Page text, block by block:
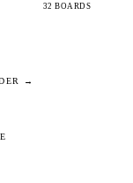
32 BOARDS
→